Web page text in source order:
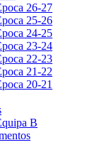
26-27
25-26
24-25
23-24
22-23
21-22
20-21
B